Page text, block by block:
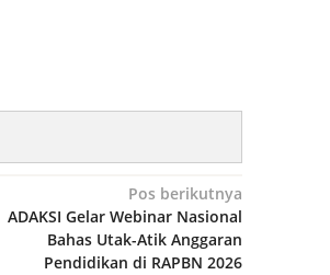
Pos berikutnya
ADAKSI Gelar Webinar Nasional
Bahas Utak-Atik Anggaran
Pendidikan di RAPBN 2026